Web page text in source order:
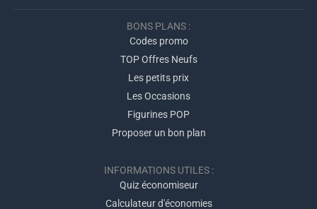
BONS PLANS :
Codes promo
TOP Offres Neufs
Les petits prix
Les Occasions
Figurines POP
Proposer un bon plan
INFORMATIONS UTILES :
Quiz économiseur
Calculateur d'économies